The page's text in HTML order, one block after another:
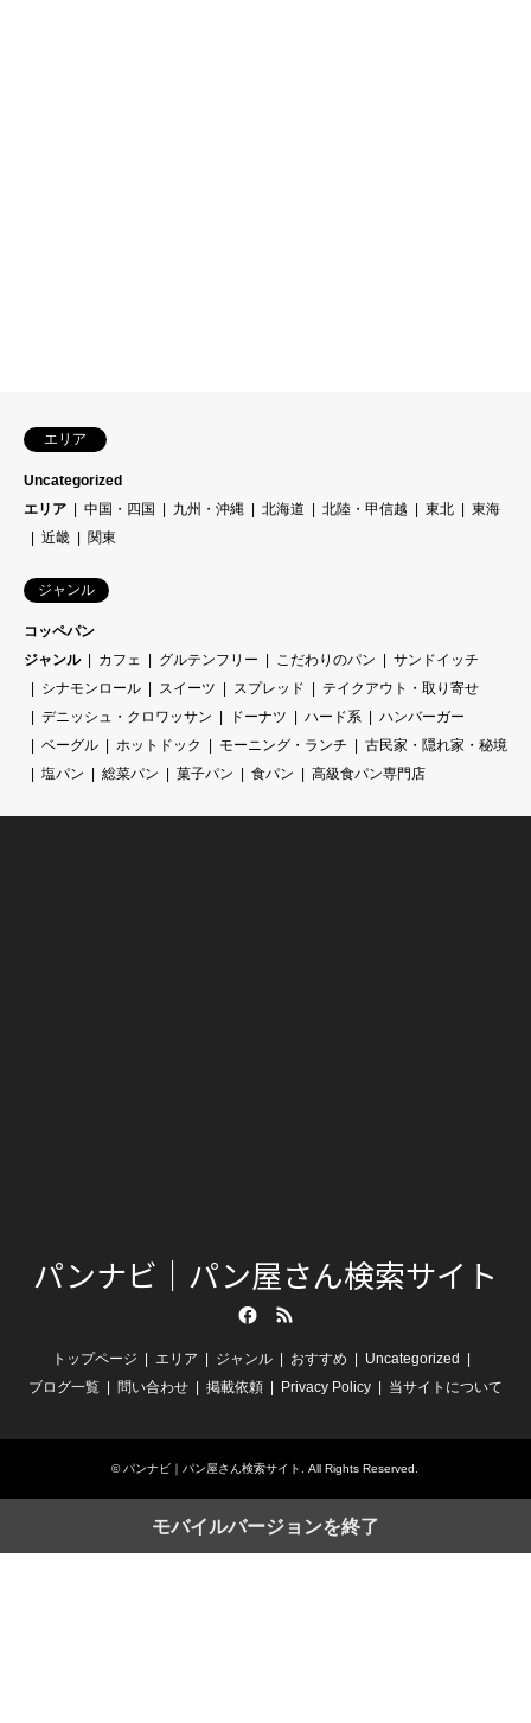
エリア
Uncategorized
エリア
中国・四国 九州・沖縄 北海道 北陸・甲信越 東北
東海
近畿
関東
ジャンル
コッペパン
ジャンル
カフェ グルテンフリー こだわりのパン
サンドイッチ
シナモンロール
スイーツ スプレッド
テイクアウト・取り寄せ
デニッシュ・クロワッサン
ドーナツ ハード系
ハンバーガー
ベーグル
ホットドック モーニング・ランチ
古民家・隠れ家・秘境
塩パン
総菜パン 菓子パン 食パン 高級食パン専門店
パンナビ｜パン屋さん検索サイト
トップページ エリア ジャンル おすすめ
Uncategorized
ブログ一覧
問い合わせ 掲載依頼 Privacy Policy 当サイトについて
© パンナビ｜パン屋さん検索サイト . All Rights Reserved.
モバイルバージョンを終了